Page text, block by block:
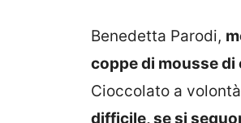
Benedetta Parodi,
coppe di mousse
Cioccolato a
difficile, se si